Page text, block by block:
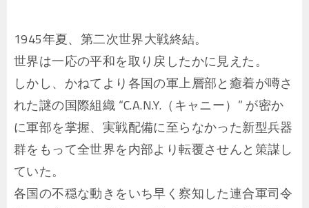
1945年夏、第二次世界大戦終結。
世界は一応の平和を取り戻したかに見えた。
しかし、かねてより各国の軍上層部と癒着が噂さ
れた謎の国際組織 “C.A.N.Y.（キャニー）” が密か
に軍部を掌握、実戦配備に至らなかった新型兵器
群をもって全世界を内部より転覆させんと策謀し
ていた。
各国の不穏な動きをいち早く察知した連合軍司令